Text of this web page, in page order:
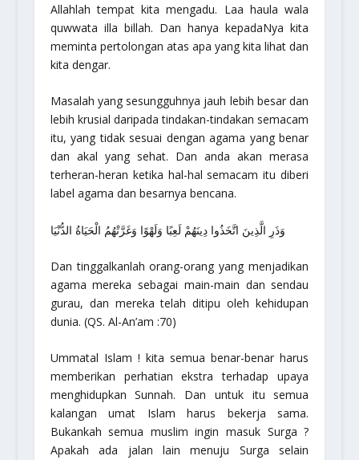
Allahlah tempat kita mengadu. Laa haula wala
quwwata illa billah. Dan hanya kepadaNya kita
meminta pertolongan atas apa yang kita lihat dan
kita dengar.
Masalah yang sesungguhnya jauh lebih besar dan
lebih krusial daripada tindakan-tindakan semacam
itu, yang tidak sesuai dengan agama yang benar
dan akal yang sehat. Dan anda akan merasa
terheran-heran ketika hal-hal semacam itu diberi
label agama dan besarnya bencana.
وَذَرِ الَّذِينَ اتَّخَذُوا دِينَهُمْ لَعِبًا وَلَهْوًا وَغَرَّتْهُمُ الْحَيَاةُ الدُّنْيَا
Dan tinggalkanlah orang-orang yang menjadikan
agama mereka sebagai main-main dan sendau
gurau, dan mereka telah ditipu oleh kehidupan
dunia. (QS. Al-An’am :70)
Ummatal Islam ! kita semua benar-benar harus
memberikan perhatian ekstra terhadap upaya
menghidupkan Sunnah. Dan untuk itu semua
kalangan umat Islam harus bekerja sama.
Bukankah semua muslim ingin masuk Surga ?
Apakah ada jalan lain menuju Surga selain